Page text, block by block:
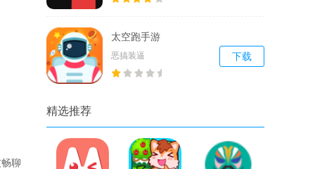
聊
太空跑手游
恶搞装逼 下载
精选推荐